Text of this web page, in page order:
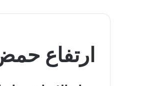
ارتفاع